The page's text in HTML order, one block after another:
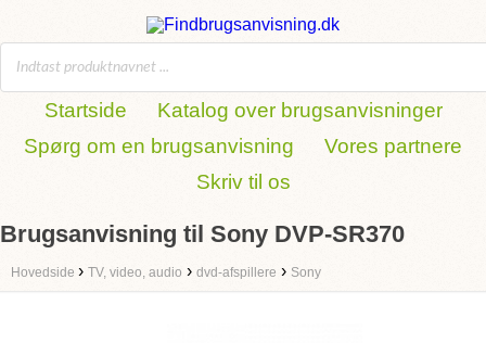
Startside
Katalog over brugsanvisninger
Spørg om en brugsanvisning
Vores partnere
Skriv til os
Brugsanvisning til Sony DVP-SR370
Hovedside › TV, video, audio › dvd-afspillere › Sony